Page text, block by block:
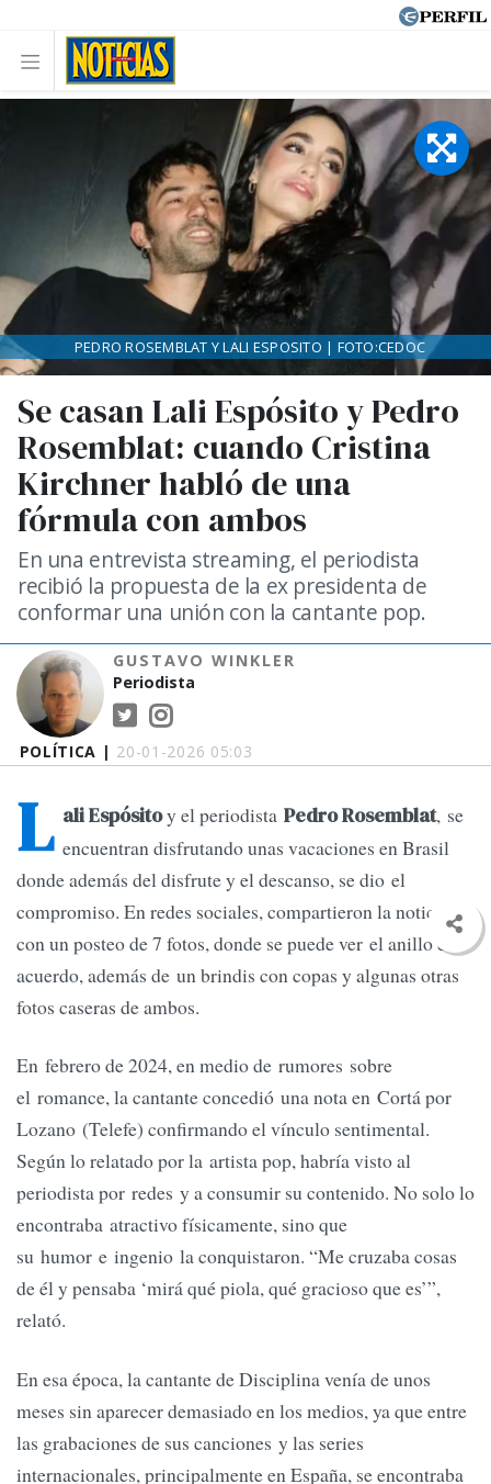
POLÍTICA | 20-01-2026 05:03
Se casan Lali Espósito y Pedro
Rosemblat: cuando Cristina
Kirchner habló de una
fórmula con ambos
En una entrevista streaming, el periodista
recibió la propuesta de la ex presidenta de
conformar una unión con la cantante pop.
GUSTAVO WINKLER
Periodista
PEDRO ROSEMBLAT Y LALI ESPOSITO | FOTO:CEDOC
L ali Espósitoy el periodista Pedro Rosemblat, se
encuentran disfrutando unas vacaciones en Brasil
donde además del disfrute y el descanso, se dio el
compromiso. En redes sociales, compartieron la noticia
con un posteo de 7 fotos, donde se puede ver el anillo del
acuerdo, además de un brindis con copas y algunas otras
fotos caseras de ambos.
En febrero de 2024, en medio de rumores sobre
el romance, la cantante concedió una nota en Cortá por
Lozano (Telefe) confirmando el vínculo sentimental.
Según lo relatado por la artista pop, habría visto al
periodista por redes y a consumir su contenido. No solo lo
encontraba atractivo físicamente, sino que
su humor e ingenio la conquistaron. “Me cruzaba cosas
de él y pensaba ‘mirá qué piola, qué gracioso que es’”,
relató.
En esa época, la cantante de Disciplina venía de unos
meses sin aparecer demasiado en los medios, ya que entre
las grabaciones de sus canciones y las series
internacionales, principalmente en España, se encontraba